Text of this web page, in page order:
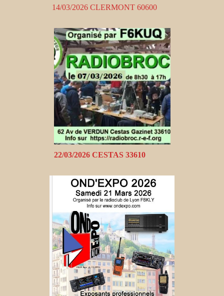
14/03/2026 CLERMONT 60600
22/03/2026 CESTAS 33610